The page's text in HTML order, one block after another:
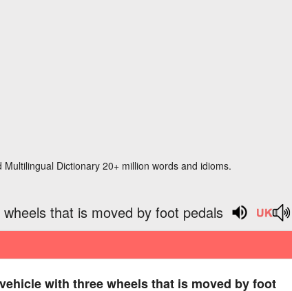
Dictionary 20+ million words and idioms.
that is moved by foot pedals
with three wheels that is moved by foot